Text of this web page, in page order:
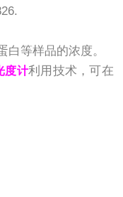
白等样品的浓度。
度计利用技术，可在